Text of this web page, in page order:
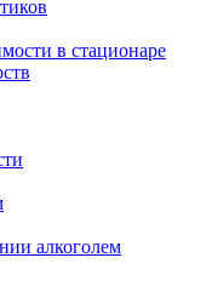
в стационаре
алкоголем